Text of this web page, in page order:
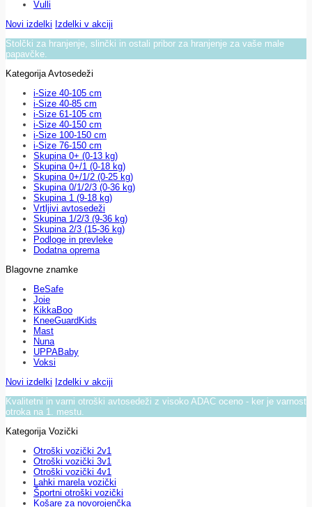
Vulli
Novi izdelki Izdelki v akciji
Stolčki za hranjenje, slinčki in ostali pribor za hranjenje za vaše male
papavčke.
Kategorija Avtosedeži
i-Size 40-105 cm
i-Size 40-85 cm
i-Size 61-105 cm
i-Size 40-150 cm
i-Size 100-150 cm
i-Size 76-150 cm
Skupina 0+ (0-13 kg)
Skupina 0+/1 (0-18 kg)
Skupina 0+/1/2 (0-25 kg)
Skupina 0/1/2/3 (0-36 kg)
Skupina 1 (9-18 kg)
Vrtljivi avtosedeži
Skupina 1/2/3 (9-36 kg)
Skupina 2/3 (15-36 kg)
Podloge in prevleke
Dodatna oprema
Blagovne znamke
BeSafe
Joie
KikkaBoo
KneeGuardKids
Mast
Nuna
UPPABaby
Voksi
Novi izdelki Izdelki v akciji
Kvalitetni in varni otroški avtosedeži z visoko ADAC oceno - ker je varnost
otroka na 1. mestu.
Kategorija Vozički
Otroški vozički 2v1
Otroški vozički 3v1
Otroški vozički 4v1
Lahki marela vozički
Športni otroški vozički
Košare za novorojenčka